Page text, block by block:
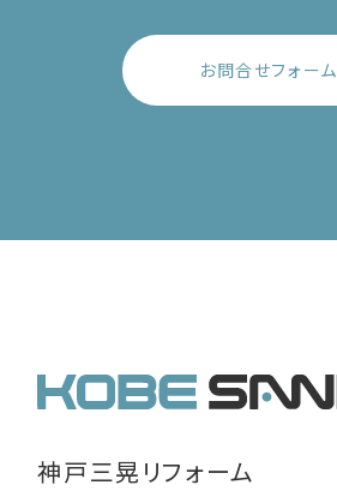
お問合せフォーム
神戸三晃リフォーム